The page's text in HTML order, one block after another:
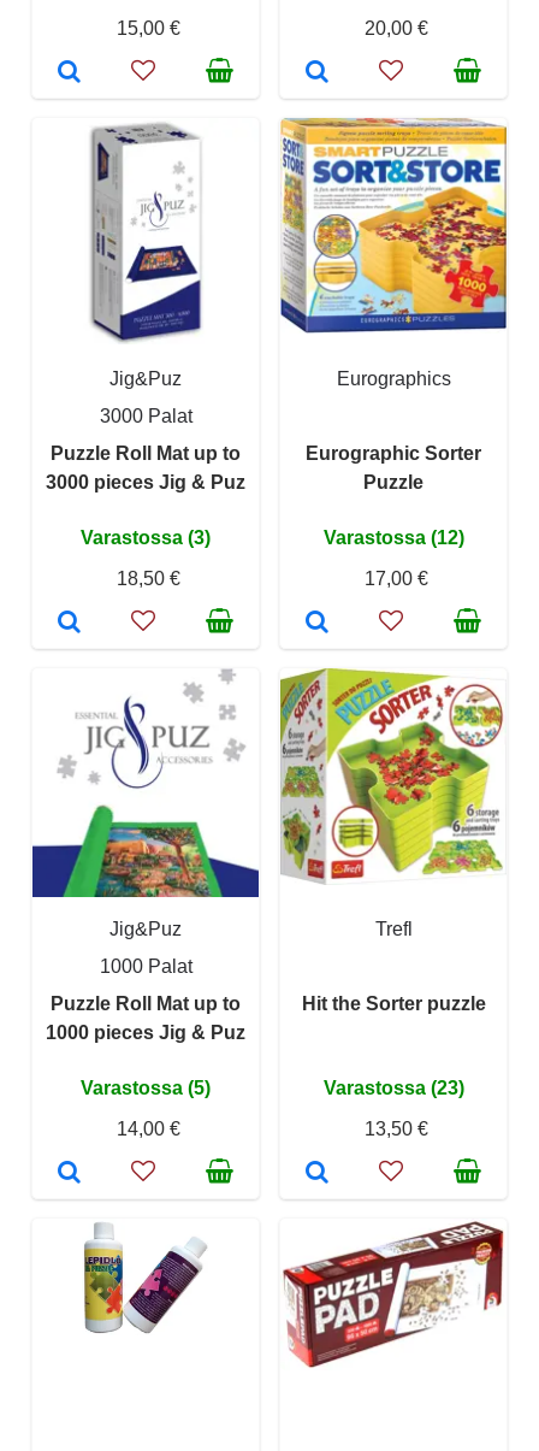
15,00 €
20,00 €
Jig&Puz
3000 Palat
Puzzle Roll Mat up to
3000 pieces Jig & Puz
Varastossa (3)
18,50 €
Eurographics
Eurographic Sorter
Puzzle
Varastossa (12)
17,00 €
Jig&Puz
1000 Palat
Puzzle Roll Mat up to
1000 pieces Jig & Puz
Varastossa (5)
14,00 €
Trefl
Hit the Sorter puzzle
Varastossa (23)
13,50 €